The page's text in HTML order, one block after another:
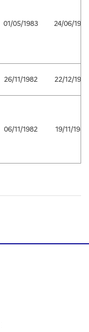
01/05/1983 24/06/1983
26/11/1982 22/12/1982
06/11/1982 19/11/1982